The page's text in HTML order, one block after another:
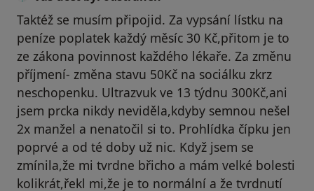
Taktéž se musím připojid. Za vypsání lístku na
peníze poplatek každý měsíc 30 Kč,přitom je to
ze zákona povinnost každého lékaře. Za změnu
příjmení- změna stavu 50Kč na sociálku zkrz
neschopenku. Ultrazvuk ve 13 týdnu 300Kč,ani
jsem prcka nikdy neviděla,kdyby semnou nešel
2x manžel a nenatočil si to. Prohlídka čípku jen
poprvé a od té doby už nic. Když jsem se
zmínila,že mi tvrdne břicho a mám velké bolesti
kolikrát,řekl mi,že je to normální a že tvrdnutí